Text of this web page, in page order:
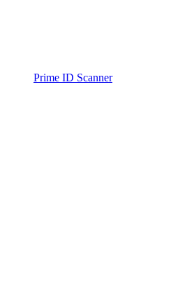
Prime ID Scanner